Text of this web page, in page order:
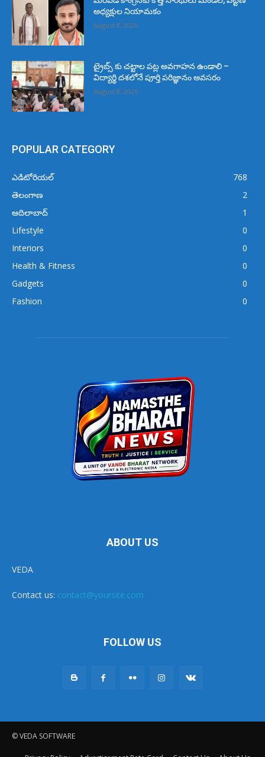
అధ్యక్షుల నియామకం
August 8, 2026
ట్రైబ్స్ కు చట్టాల పట్ల అవగాహన ఉండాలి –
విద్యార్థి దశలోనే పూర్తి పరిజ్ఞానం అవసరం
August 8, 2026
POPULAR CATEGORY
ఎడిటోరియల్
768
తెలంగాణ
2
ఆదిలాబాద్
1
Lifestyle
0
Interiors
0
Health & Fitness
0
Gadgets
0
Fashion
0
ABOUT US
VEDA
Contact us: contact@yoursite.com
FOLLOW US
© VEDA SOFTWARE